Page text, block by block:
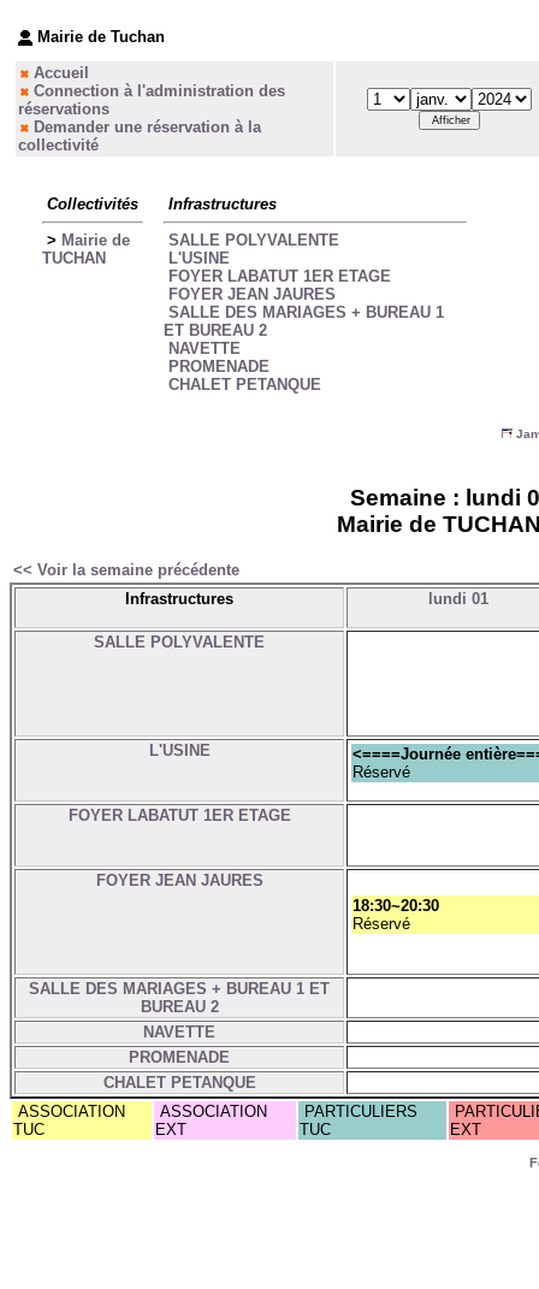
Mairie de Tuchan
Accueil
Connection à l'administration des
réservations
Demander une réservation à la
collectivité
Collectivités
> Mairie de
TUCHAN
Infrastructures
SALLE POLYVALENTE
L'USINE
FOYER LABATUT 1ER ETAGE
FOYER JEAN JAURES
SALLE DES MARIAGES + BUREAU 1
ET BUREAU 2
NAVETTE
PROMENADE
CHALET PETANQUE
Semaine : lundi
Mairie de
<< Voir la semaine précédente
Infrastructures
lundi 01
SALLE POLYVALENTE
L'USINE
<====Journée
Réservé
FOYER LABATUT 1ER ETAGE
FOYER JEAN JAURES
18:30~20:30
Réservé
SALLE DES MARIAGES + BUREAU 1 ET
BUREAU 2
NAVETTE
PROMENADE
CHALET PETANQUE
ASSOCIATION
TUC
ASSOCIATION
EXT
PARTICULIERS
TUC
EXT